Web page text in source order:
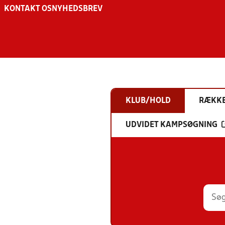
KONTAKT OS NYHEDSBREV
KLUB/HOLD
UDVIDET KAMPSØGNING